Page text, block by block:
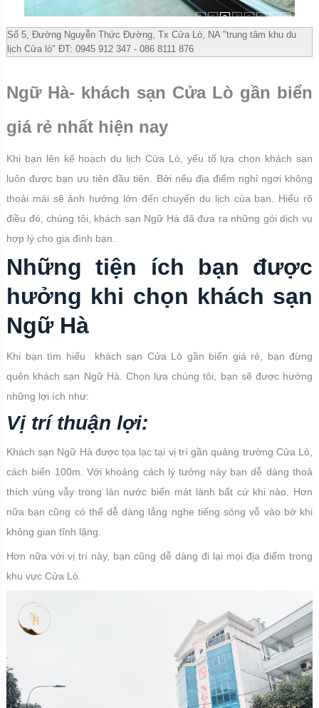
1 2 3 4 5 6 7 8
Số 5, Đường Nguyễn Thức Đường, Tx Cửa Lò, NA "trung tâm khu du
lịch Cửa lò" ĐT: 0945 912 347 - 086 8111 876
Ngữ Hà- khách sạn Cửa Lò gần biển
giá rẻ nhất hiện nay
Khi bạn lên kế hoạch du lịch Cửa Lò, yếu tố lựa chọn khách sạn
luôn được bạn ưu tiên đầu tiên. Bởi nếu địa điểm nghỉ ngơi không
thoải mái sẽ ảnh hưởng lớn đến chuyến du lịch của bạn. Hiểu rõ
điều đó, chúng tôi, khách sạn Ngữ Hà đã đưa ra những gói dịch vụ
hợp lý cho gia đình bạn.
Những tiện ích bạn được
hưởng khi chọn khách sạn
Ngữ Hà
Khi bạn tìm hiểu khách sạn Cửa Lò gần biển giá rẻ, bạn đừng
quên khách sạn Ngữ Hà. Chọn lựa chúng tôi, bạn sẽ được hưởng
những lợi ích như:
Vị trí thuận lợi:
Khách sạn Ngữ Hà được tọa lạc tại vị trí gần quảng trường Cửa Lò,
cách biển 100m. Với khoảng cách lý tưởng này bạn dễ dàng thoả
thích vùng vẫy trong làn nước biển mát lành bất cứ khi nào. Hơn
nữa bạn cũng có thể dễ dàng lắng nghe tiếng sóng vỗ vào bờ khi
không gian tĩnh lặng.
Hơn nữa với vị trí này, bạn cũng dễ dàng đi lại mọi địa điểm trong
khu vực Cửa Lò.